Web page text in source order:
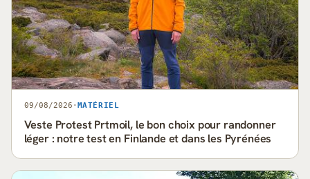
09/08/2026 · MATÉRIEL
Veste Protest Prtmoil, le bon choix pour randonner
léger : notre test en Finlande et dans les Pyrénées